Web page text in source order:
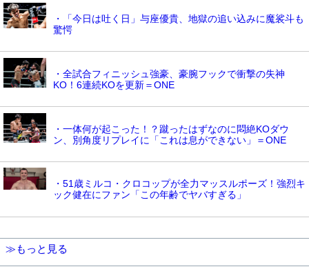
・「今日は吐く日」与座優貴、地獄の追い込みに魔裟斗も
驚愕
・全試合フィニッシュ強豪、豪腕フックで衝撃の失神
KO！6連続KOを更新＝ONE
・一体何が起こった！？蹴ったはずなのに悶絶KOダウ
ン、別角度リプレイに「これは息ができない」＝ONE
・51歳ミルコ・クロコップが全力マッスルポーズ！強烈キ
ック健在にファン「この年齢でヤバすぎる」
≫もっと見る